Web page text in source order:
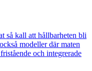
så kall att hållbarheten bli
modeller där maten
och integrerade